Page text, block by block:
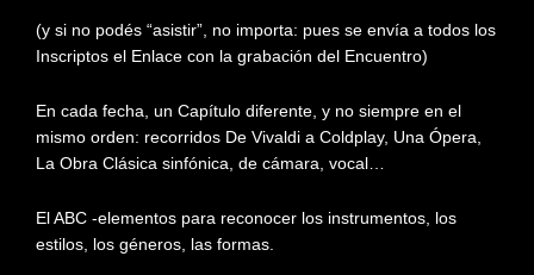
(y si no podés “asistir”, no importa: pues se envía a todos los
Inscriptos el Enlace con la grabación del Encuentro)
En cada fecha, un Capítulo diferente, y no siempre en el
mismo orden: recorridos De Vivaldi a Coldplay, Una Ópera,
La Obra Clásica sinfónica, de cámara, vocal…
El ABC -elementos para reconocer los instrumentos, los
estilos, los géneros, las formas.